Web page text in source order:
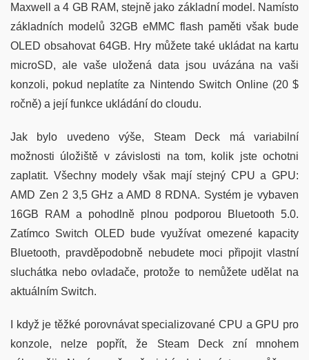
Maxwell a 4 GB RAM, stejně jako základní model. Namísto
základních modelů 32GB eMMC flash paměti však bude
OLED obsahovat 64GB. Hry můžete také ukládat na kartu
microSD, ale vaše uložená data jsou uvázána na vaši
konzoli, pokud neplatíte za Nintendo Switch Online (20 $
ročně) a její funkce ukládání do cloudu.
Jak bylo uvedeno výše, Steam Deck má variabilní
možnosti úložiště v závislosti na tom, kolik jste ochotni
zaplatit. Všechny modely však mají stejný CPU a GPU:
AMD Zen 2 3,5 GHz a AMD 8 RDNA. Systém je vybaven
16GB RAM a pohodlně plnou podporou Bluetooth 5.0.
Zatímco Switch OLED bude využívat omezené kapacity
Bluetooth, pravděpodobně nebudete moci připojit vlastní
sluchátka nebo ovladače, protože to nemůžete udělat na
aktuálním Switch.
I když je těžké porovnávat specializované CPU a GPU pro
konzole, nelze popřít, že Steam Deck zní mnohem